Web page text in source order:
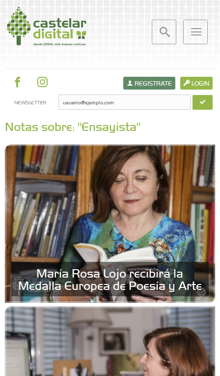
LOGIN
REGISTRATE
NEWSLETTER
Notas sobre: "Ensayista"
María Rosa Lojo recibirá la
Medalla Europea de Poesía y Arte